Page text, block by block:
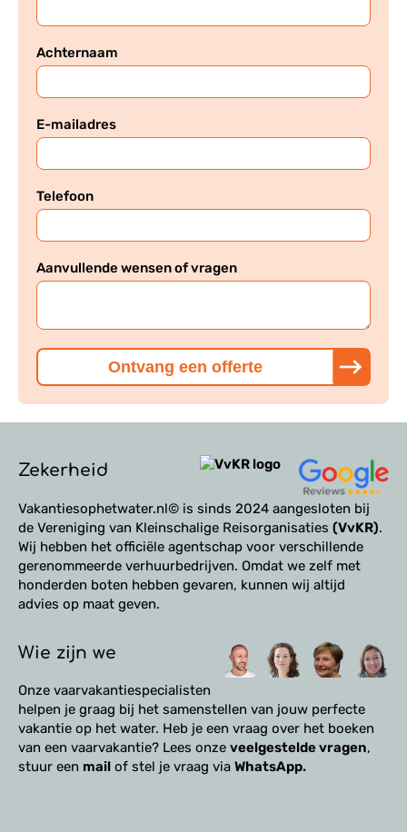
Achternaam
E-mailadres
Telefoon
Aanvullende wensen of vragen
Ontvang een offerte
Zekerheid
Vakantiesophetwater.nl© is sinds 2024 aangesloten bij
de Vereniging van Kleinschalige Reisorganisaties(VvKR).
Wij hebben het officiële agentschap voor verschillende
gerenommeerde verhuurbedrijven. Omdat we zelf met
honderden boten hebben gevaren, kunnen wij altijd
advies op maat geven.
Wie zijn we
Onze vaarvakantiespecialisten
helpen je graag bij het samenstellen van jouw perfecte
vakantie op het water. Heb je een vraag over het boeken
van een vaarvakantie? Lees onzeveelgestelde vragen,
stuur een mail of stel je vraag viaWhatsApp.